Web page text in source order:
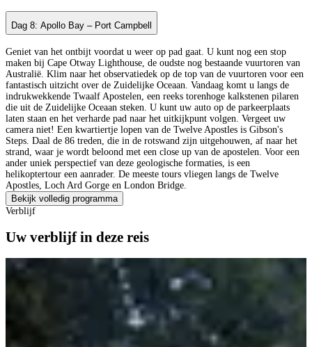
Dag 8: Apollo Bay – Port Campbell
Geniet van het ontbijt voordat u weer op pad gaat. U kunt nog een stop
maken bij Cape Otway Lighthouse, de oudste nog bestaande vuurtoren van
Australië. Klim naar het observatiedek op de top van de vuurtoren voor een
fantastisch uitzicht over de Zuidelijke Oceaan. Vandaag komt u langs de
indrukwekkende Twaalf Apostelen, een reeks torenhoge kalkstenen pilaren
die uit de Zuidelijke Oceaan steken. U kunt uw auto op de parkeerplaats
laten staan en het verharde pad naar het uitkijkpunt volgen. Vergeet uw
camera niet! Een kwartiertje lopen van de Twelve Apostles is Gibson's
Steps. Daal de 86 treden, die in de rotswand zijn uitgehouwen, af naar het
strand, waar je wordt beloond met een close up van de apostelen. Voor een
ander uniek perspectief van deze geologische formaties, is een
helikoptertour een aanrader. De meeste tours vliegen langs de Twelve
Apostles, Loch Ard Gorge en London Bridge.
Bekijk volledig programma
Verblijf
Uw verblijf in deze reis